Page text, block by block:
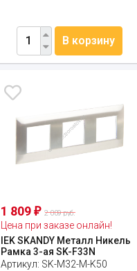
В корзину
1 809₽ 2 009 руб.
Цена при заказе онлайн!
IEK SKANDY Металл Никель
Рамка 3-ая SK-F33N
Артикул: SK-M32-M-K50